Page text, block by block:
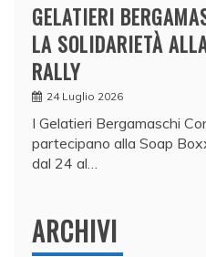
GELATIERI
LA SOLIDARIETÀ
RALLY
24 Luglio 2026
I Gelatieri Bergamaschi
partecipano alla Soap
dal 24 al…
ARCHIVI